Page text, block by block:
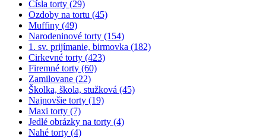
Čísla torty (29)
Ozdoby na tortu (45)
Muffiny (49)
Narodeninové torty (154)
1. sv. prijímanie, birmovka (182)
Cirkevné torty (423)
Firemné torty (60)
Zamilovane (22)
Školka, škola, stužková (45)
Najnovšie torty (19)
Maxi torty (7)
Jedlé obrázky na torty (4)
Nahé torty (4)